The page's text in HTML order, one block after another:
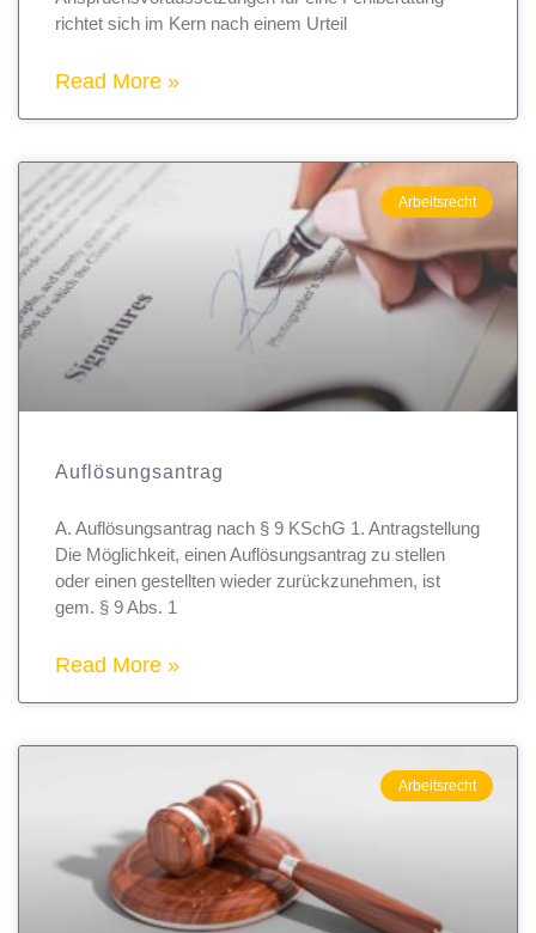
richtet sich im Kern nach einem Urteil
Read More »
Arbeitsrecht
Auflösungsantrag
A. Auflösungsantrag nach § 9 KSchG 1. Antragstellung
Die Möglichkeit, einen Auflösungsantrag zu stellen
oder einen gestellten wieder zurückzunehmen, ist
gem. § 9 Abs. 1
Read More »
Arbeitsrecht